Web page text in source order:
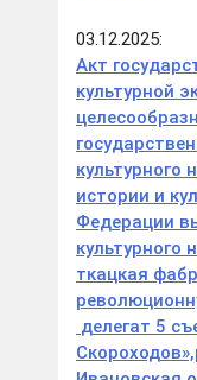
03.12.2025:
Акт
культурной
культурного
истории и
Федерации
культурного
ткацкая
делегат 5
Скороходов»,